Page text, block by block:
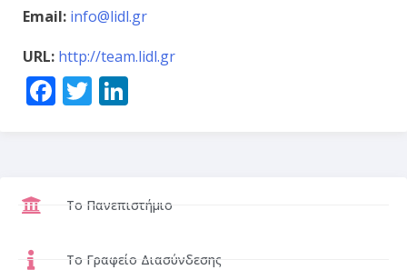
Email: info@lidl.gr
URL: http://team.lidl.gr
Facebook
Twitter
Το Πανεπιστήμιο
Το Γραφείο Διασύνδεσης